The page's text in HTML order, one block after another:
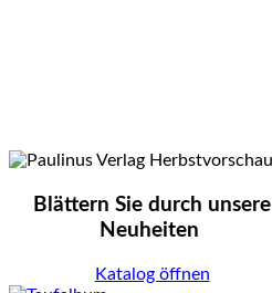
Blättern Sie durch unsere
Neuheiten
Katalog öffnen